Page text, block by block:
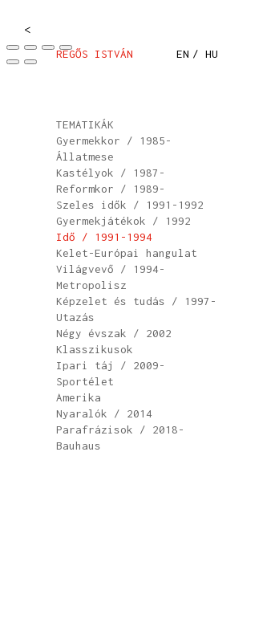
REGŐS ISTVÁN
TEMATIKÁK
Gyermekkor / 1985-
Állatmese
Kastélyok / 1987-
Reformkor / 1989-
Szeles idők / 1991-1992
Gyermekjátékok / 1992
Idő / 1991-1994
Kelet-Európai hangulat
Világvevő / 1994-
Metropolisz
Képzelet és tudás / 1997-
Utazás
Négy évszak / 2002
Klasszikusok
Ipari táj / 2009-
Sportélet
Amerika
Nyaralók / 2014
Parafrázisok / 2018-
Bauhaus
EN / HU
<